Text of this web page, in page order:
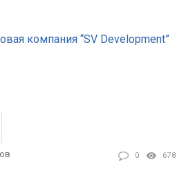
компания “SV Development”
0 678